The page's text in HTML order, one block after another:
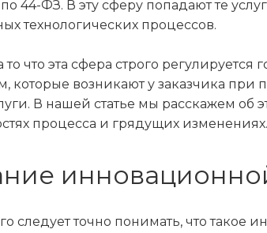
44-ФЗ. В эту сферу попадают те
технологических процессов.
то что эта сфера строго регулируется
которые возникают у заказчика при
В нашей статье мы расскажем об
процесса и грядущих изменениях.
следует точно понимать, что